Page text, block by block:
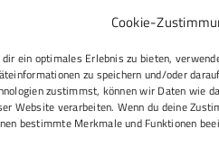
Cookie-
dir ein optimales Erlebnis zu bieten,
zu speichern und/oder
zustimmst, können wir Daten wie
Website verarbeiten. Wenn du deine
bestimmte Merkmale und Funktionen
Maps Ihre Einwilligung
finden Sie unter